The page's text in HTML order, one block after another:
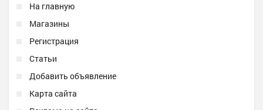
На главную
Магазины
Регистрация
Статьи
Добавить объявление
Карта сайта